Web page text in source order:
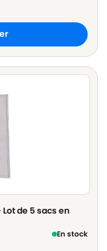
de 5 sacs en
En stock